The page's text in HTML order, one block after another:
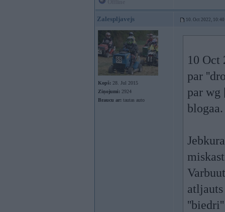
Zalespljavejs 10. Oct 2022, 10:40
Kopš: 28. Jul 2015
Ziņojumi: 2924
Braucu ar: tautas auto
10 Oct
par
par wg
blogaa.